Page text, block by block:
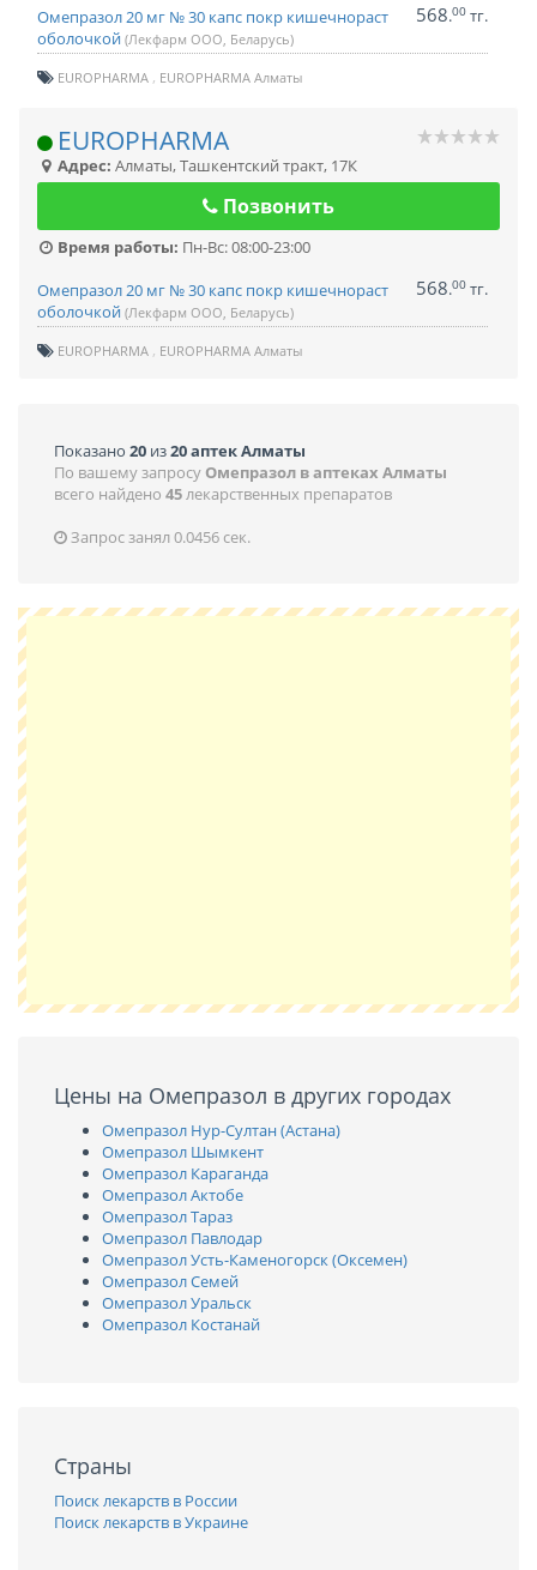
Омепразол 20 мг № 30 капс покр кишечнораст
оболочкой (Лекфарм ООО, Беларусь)
568.00 тг.
EUROPHARMA EUROPHARMA Алматы
EUROPHARMA
Адрес: Алматы,Ташкентский тракт, 17К
Позвонить
Время работы: Пн-Вс: 08:00-23:00
Омепразол 20 мг № 30 капс покр кишечнораст
оболочкой (Лекфарм ООО, Беларусь)
568.00 тг.
EUROPHARMA EUROPHARMA Алматы
Показано 20 из20 аптек Алматы
По вашему запросу Омепразол в аптеках Алматы
всего найдено 45лекарственных препаратов
Запрос занял 0.0456 сек.
Цены на Омепразол в других городах
Омепразол Нур-Султан (Астана)
Омепразол Шымкент
Омепразол Караганда
Омепразол Актобе
Омепразол Тараз
Омепразол Павлодар
Омепразол Усть-Каменогорск (Оксемен)
Омепразол Семей
Омепразол Уральск
Омепразол Костанай
Страны
Поиск лекарств в России
Поиск лекарств в Украине